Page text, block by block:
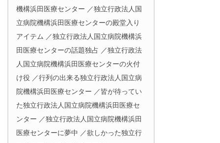
機構浜田医療センター ／独立行政法人国
立病院機構浜田医療センターの殿堂入り
アイテム ／独立行政法人国立病院機構浜
田医療センターの話題独占 ／独立行政法
人国立病院機構浜田医療センターの火付
け役 ／行列の出来る独立行政法人国立病
院機構浜田医療センター ／皆が待ってい
た独立行政法人国立病院機構浜田医療セ
ンター ／独立行政法人国立病院機構浜田
医療センターに夢中 ／欲しかった独立行